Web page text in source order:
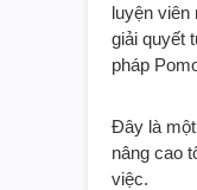
luyện viên
giải quyết
pháp
Đây là
nâng cao
việc.